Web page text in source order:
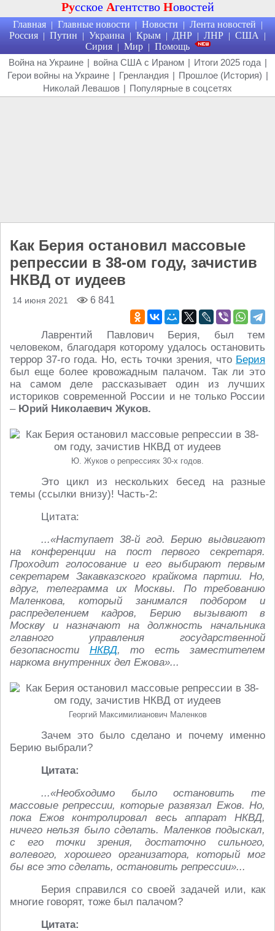
Русское Агентство Новостей
Главная | Главные новости | Новости | Лента новостей |
Россия | Путин | Украина | Крым | ДНР | ЛНР | США |
Сирия | Мир | Помощь
Война на Украине | война США с Ираном | Итоги 2025 года |
Герои войны на Украине | Гренландия | Прошлое (История) |
Николай Левашов | Популярные в соцсетях
Как Берия остановил массовые
репрессии в 38-ом году, зачистив
НКВД от иудеев
14 июня 2021 6 841
Лаврентий Павлович Берия, был тем
человеком, благодаря которому удалось остановить
террор 37-го года. Но, есть точки зрения, что Берия
был еще более кровожадным палачом. Так ли это
на самом деле рассказывает один из лучших
историков современной России и не только России
– Юрий Николаевич Жуков.
Ю. Жуков о репрессиях 30-х годов.
Это цикл из нескольких бесед на разные
темы (ссылки внизу)! Часть-2:
Цитата:
...«Наступает 38-й год. Берию выдвигают
на конференции на пост первого секретаря.
Проходит голосование и его выбирают первым
секретарем Закавказского крайкома партии. Но,
вдруг, телеграмма их Москвы. По требованию
Маленкова, который занимался подбором и
распределением кадров, Берию вызывают в
Москву и назначают на должность начальника
главного управления государственной
безопасности НКВД, то есть заместителем
наркома внутренних дел Ежова»...
Георгий Максимилианович Маленков
Зачем это было сделано и почему именно
Берию выбрали?
Цитата:
...«Необходимо было остановить те
массовые репрессии, которые развязал Ежов. Но,
пока Ежов контролировал весь аппарат НКВД,
ничего нельзя было сделать. Маленков подыскал,
с его точки зрения, достаточно сильного,
волевого, хорошего организатора, который мог
бы все это сделать, остановить репрессии»...
Берия справился со своей задачей или, как
многие говорят, тоже был палачом?
Цитата: